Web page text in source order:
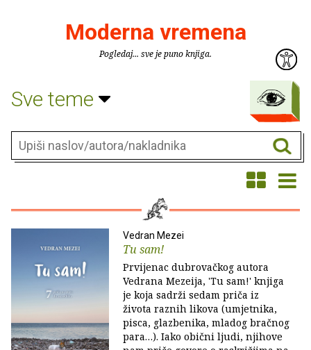
Moderna vremena
Pogledaj... sve je puno knjiga.
Sve teme
Vedran Mezei
Tu sam!
Prvijenac dubrovačkog autora
Vedrana Mezeija, 'Tu sam!' knjiga
je koja sadrži sedam priča iz
života raznih likova (umjetnika,
pisca, glazbenika, mladog bračnog
para…). Iako obični ljudi, njihove